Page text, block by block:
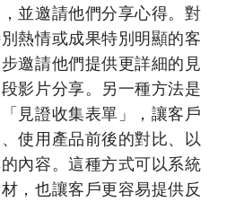
並邀請他們分享心得。對
熱情或成果特別明顯的客
邀請他們提供更詳細的見
影片分享。另一種方法是
見證收集表單」，讓客戶
使用產品前後的對比、以
內容。這種方式可以系統
，也讓客戶更容易提供反